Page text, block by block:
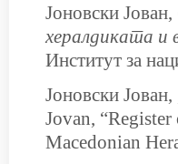
Јоновски Јован,
хералдиката и
Институт за
Јоновски
Jovan,
Macedonian